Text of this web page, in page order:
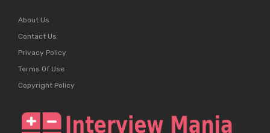
About Us
Contact Us
Privacy Policy
Terms Of Use
Copyright Policy